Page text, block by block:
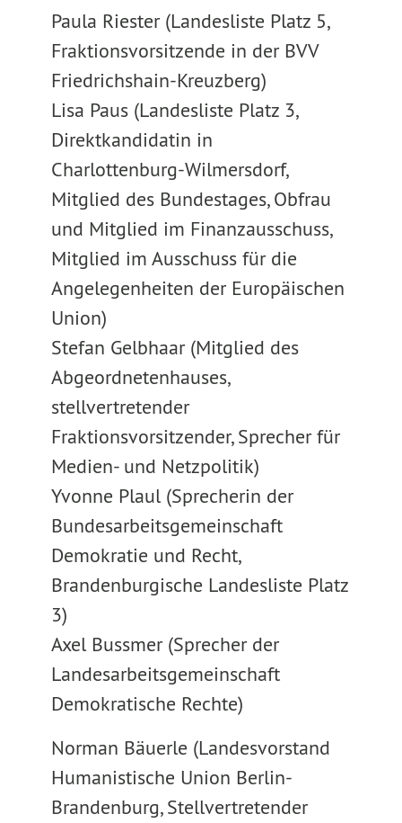
Paula Riester (Landesliste Platz 5,
Fraktionsvorsitzende in der BVV
Friedrichshain-Kreuzberg)
Lisa Paus (Landesliste Platz 3,
Direktkandidatin in
Charlottenburg-Wilmersdorf,
Mitglied des Bundestages, Obfrau
und Mitglied im Finanzausschuss,
Mitglied im Ausschuss für die
Angelegenheiten der Europäischen
Union)
Stefan Gelbhaar (Mitglied des
Abgeordnetenhauses,
stellvertretender
Fraktionsvorsitzender, Sprecher für
Medien- und Netzpolitik)
Yvonne Plaul (Sprecherin der
Bundesarbeitsgemeinschaft
Demokratie und Recht,
Brandenburgische Landesliste Platz
3)
Axel Bussmer (Sprecher der
Landesarbeitsgemeinschaft
Demokratische Rechte)
Norman Bäuerle (Landesvorstand
Humanistische Union Berlin-
Brandenburg, Stellvertretender